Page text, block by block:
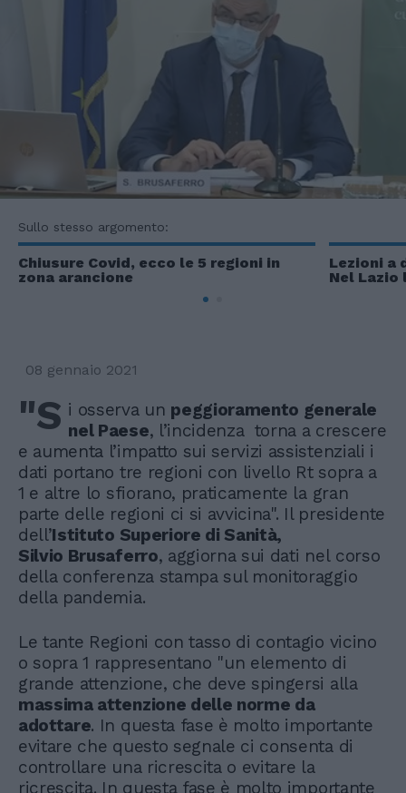
Sullo stesso argomento:
Chiusure Covid, ecco le 5 regioni in
zona arancione
Lezioni a
Nel Lazio
08 gennaio 2021
"S i osserva un peggioramento generale
nel Paese, l’incidenza torna a crescere
e aumenta l’impatto sui servizi assistenziali i
dati portano tre regioni con livello Rt sopra a
1 e altre lo sfiorano, praticamente la gran
parte delle regioni ci si avvicina". Il presidente
dell’Istituto Superiore di Sanità,
Silvio Brusaferro, aggiorna sui dati nel corso
della conferenza stampa sul monitoraggio
della pandemia.
Le tante Regioni con tasso di contagio vicino
o sopra 1 rappresentano "un elemento di
grande attenzione, che deve spingersi alla
massima attenzione delle norme da
adottare. In questa fase è molto importante
evitare che questo segnale ci consenta di
controllare una ricrescita o evitare la
ricrescita. In questa fase è molto importante